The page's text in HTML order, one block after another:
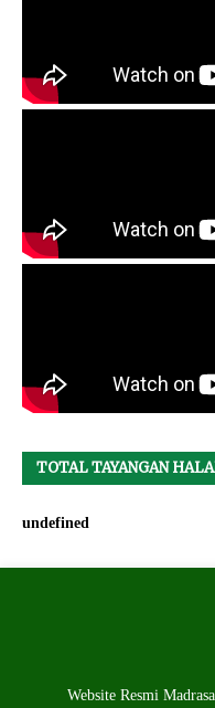
TOTAL TAYANGAN
undefined
Website Resmi